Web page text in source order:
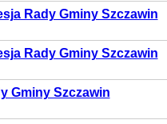
Rady Gminy Szczawin
Rady Gminy Szczawin
Gminy Szczawin